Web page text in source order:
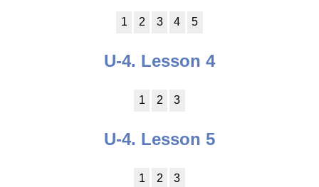
1 2 3 4 5
U-4. Lesson 4
1 2 3
U-4. Lesson 5
1 2 3